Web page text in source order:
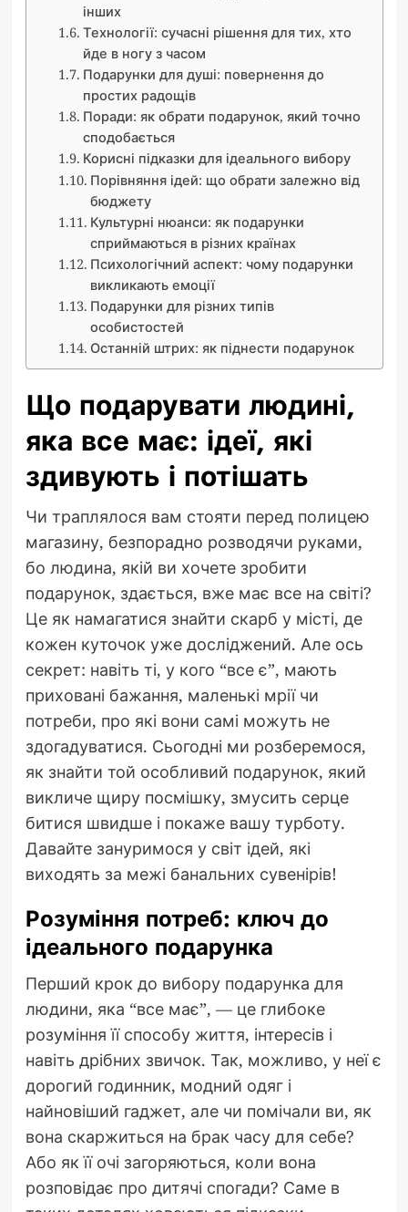
інших
Технології: сучасні рішення для тих, хто
йде в ногу з часом
Подарунки для душі: повернення до
простих радощів
Поради: як обрати подарунок, який точно
сподобається
Корисні підказки для ідеального вибору
Порівняння ідей: що обрати залежно від
бюджету
Культурні нюанси: як подарунки
сприймаються в різних країнах
Психологічний аспект: чому подарунки
викликають емоції
Подарунки для різних типів
особистостей
Останній штрих: як піднести подарунок
Що подарувати людині,
яка все має: ідеї, які
здивують і потішать
Чи траплялося вам стояти перед полицею
магазину, безпорадно розводячи руками,
бо людина, якій ви хочете зробити
подарунок, здається, вже має все на світі?
Це як намагатися знайти скарб у місті, де
кожен куточок уже досліджений. Але ось
секрет: навіть ті, у кого “все є”, мають
приховані бажання, маленькі мрії чи
потреби, про які вони самі можуть не
здогадуватися. Сьогодні ми розберемося,
як знайти той особливий подарунок, який
викличе щиру посмішку, змусить серце
битися швидше і покаже вашу турботу.
Давайте зануримося у світ ідей, які
виходять за межі банальних сувенірів!
Розуміння потреб: ключ до
ідеального подарунка
Перший крок до вибору подарунка для
людини, яка “все має”, — це глибоке
розуміння її способу життя, інтересів і
навіть дрібних звичок. Так, можливо, у неї є
дорогий годинник, модний одяг і
найновіший гаджет, але чи помічали ви, як
вона скаржиться на брак часу для себе?
Або як її очі загоряються, коли вона
розповідає про дитячі спогади? Саме в